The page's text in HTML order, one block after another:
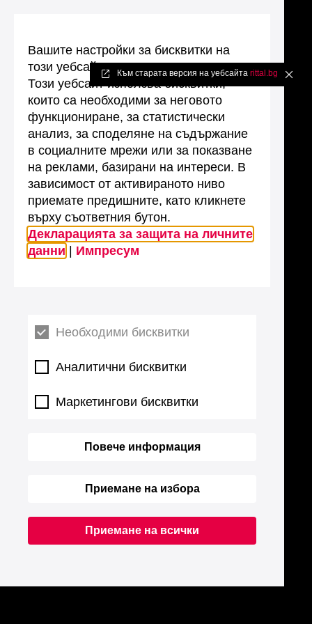
Към старата версия на уебсайта rittal.bg ✖
Вашите настройки за бисквитки на
този уебсайт
Този уебсайт използва бисквитки,
които са необходими за неговото
функциониране, за статистически
анализ, за споделяне на съдържание
в социалните мрежи или за показване
на реклами, базирани на интереси. В
зависимост от активираното ниво
приемате предишните, като кликнете
върху съответния бутон.
Декларацията за защита на личните
данни
Импресум
Необходими бисквитки
Аналитични бисквитки
Маркетингови бисквитки
Повече информация
Приемане на избора
Приемане на всички